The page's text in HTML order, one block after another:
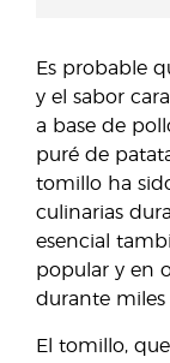
Es probable
y el sabor
a base de
puré de
tomillo ha
culinarias
esencial
popular y en
durante miles
El tomillo,